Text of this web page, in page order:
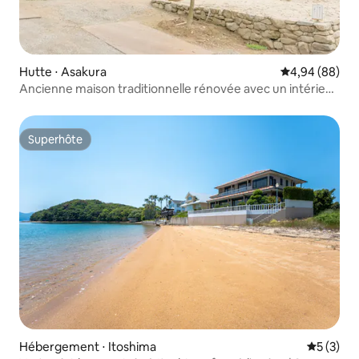
Hutte ⋅ Asakura Évaluation
4,94 (88)
Ancienne maison traditionnelle rénovée avec un intérieur
Superhôte
Superhôte
Hébergement ⋅ Itoshima
5 (3)